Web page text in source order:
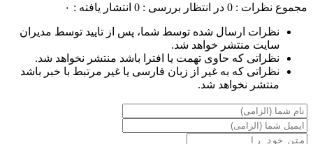
مجموع نظرات : 0 در انتظار بررسی : 0 انتشار یافته : ۰
نظرات ارسال شده توسط شما، پس از تایید توسط مدیران
سایت منتشر خواهد شد.
نظراتی که حاوی تهمت یا افترا باشد منتشر نخواهد شد.
نظراتی که به غیر از زبان فارسی یا غیر مرتبط با خبر باشد
منتشر نخواهد شد.